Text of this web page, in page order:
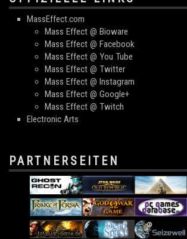
MassEffect.com
Mass Effect @ Bioware
Mass Effect @ Facebook
Mass Effect @ You Tube
Mass Effect @ Twitter
Mass Effect @ Instagram
Mass Effect @ Google+
Mass Effect @ Twitch
Electronic Arts
PARTNERSEITEN